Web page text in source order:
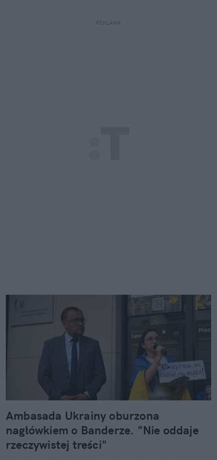
REKLAMA
Ambasada Ukrainy oburzona
nagłówkiem o Banderze. "Nie oddaje
rzeczywistej treści"